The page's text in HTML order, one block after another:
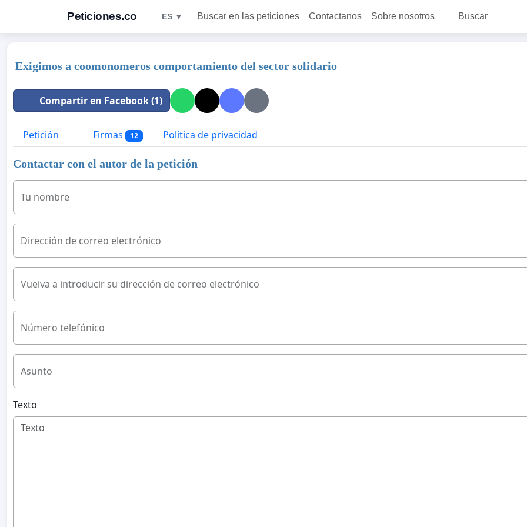
Peticiones.co ES ▼ Buscar en las peticiones Contactanos Sobre nosotros Buscar
Exigimos a coomonomeros comportamiento del sector solidario
Compartir en Facebook (1)
Petición Firmas 12 Política de privacidad
Contactar con el autor de la petición
Tu nombre
Dirección de correo electrónico
Vuelva a introducir su dirección de correo electrónico
Número telefónico
Asunto
Texto